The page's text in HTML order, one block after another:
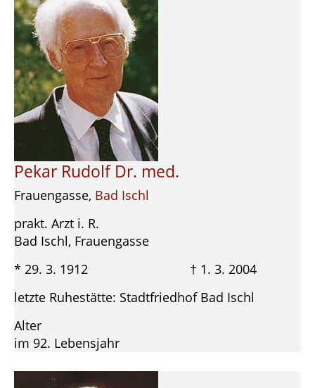
Pekar Rudolf Dr. med.
Frauengasse, Bad Ischl
prakt. Arzt i. R.
Bad Ischl, Frauengasse
* 29. 3. 1912 † 1. 3. 2004
letzte Ruhestätte: Stadtfriedhof Bad Ischl
Alter
im 92. Lebensjahr